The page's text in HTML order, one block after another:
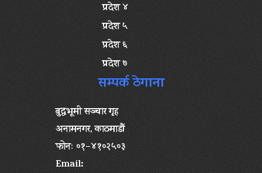
प्रदेश ४
प्रदेश ५
प्रदेश ६
प्रदेश ७
सम्पर्क ठेगाना
बुद्धभूमी सञ्चार गृह
अनामनगर, काठमाडौं
फोनः ०१–४१०२५०३
Email: